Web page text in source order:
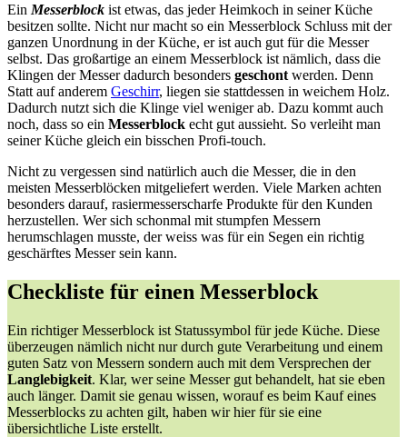
Ein Messerblock ist etwas, das jeder Heimkoch in seiner Küche
besitzen sollte. Nicht nur macht so ein Messerblock Schluss mit der
ganzen Unordnung in der Küche, er ist auch gut für die Messer
selbst. Das großartige an einem Messerblock ist nämlich, dass die
Klingen der Messer dadurch besonders geschont werden. Denn
Statt auf anderem Geschirr, liegen sie stattdessen in weichem Holz.
Dadurch nutzt sich die Klinge viel weniger ab. Dazu kommt auch
noch, dass so ein Messerblock echt gut aussieht. So verleiht man
seiner Küche gleich ein bisschen Profi-touch.
Nicht zu vergessen sind natürlich auch die Messer, die in den
meisten Messerblöcken mitgeliefert werden. Viele Marken achten
besonders darauf, rasiermesserscharfe Produkte für den Kunden
herzustellen. Wer sich schonmal mit stumpfen Messern
herumschlagen musste, der weiss was für ein Segen ein richtig
geschärftes Messer sein kann.
Checkliste für einen Messerblock
Ein richtiger Messerblock ist Statussymbol für jede Küche. Diese
überzeugen nämlich nicht nur durch gute Verarbeitung und einem
guten Satz von Messern sondern auch mit dem Versprechen der
Langlebigkeit. Klar, wer seine Messer gut behandelt, hat sie eben
auch länger. Damit sie genau wissen, worauf es beim Kauf eines
Messerblocks zu achten gilt, haben wir hier für sie eine
übersichtliche Liste erstellt.